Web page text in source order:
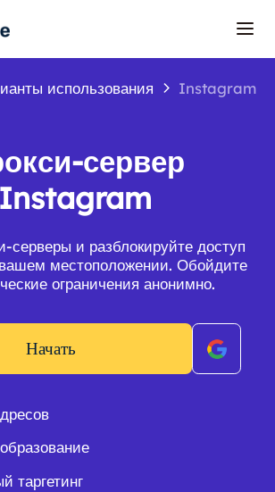
использования Instagram
сервер
Instagram
серверы и разблокируйте доступ
местоположении. Обойдите
ограничения анонимно.
Начать
таргетинг